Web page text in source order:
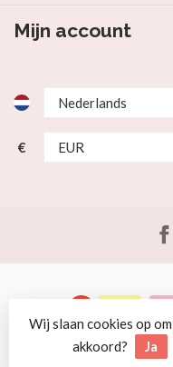
Mijn account
€
©
Wij slaan cookies op
akkoord?
Ja